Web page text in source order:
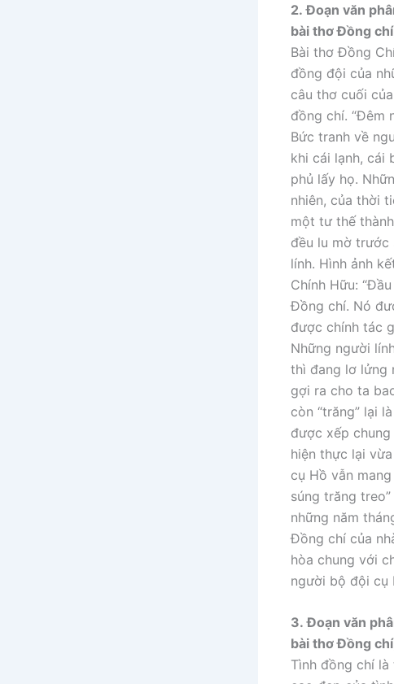
2.Đoạn văn
bài thơ Đồng
Bài thơ Đồng
đồng đội của
câu thơ cuối
đồng chí. “Đêm
Bức tranh về
khi cái lạnh, cái
phủ lấy họ.
nhiên, của thời
một tư thế
đều lu mờ trước
lính. Hình ảnh
Chính Hữu:
Đồng chí. Nó
được chính tác
Những người
thì đang lơ lửng
gợi ra cho ta
còn “trăng” lại
được xếp
hiện thực lại
cụ Hồ vẫn
súng trăng
những năm
Đồng chí của
hòa chung với
người bộ đội cụ
3.Đoạn văn
bài thơ Đồng
Tình đồng chí